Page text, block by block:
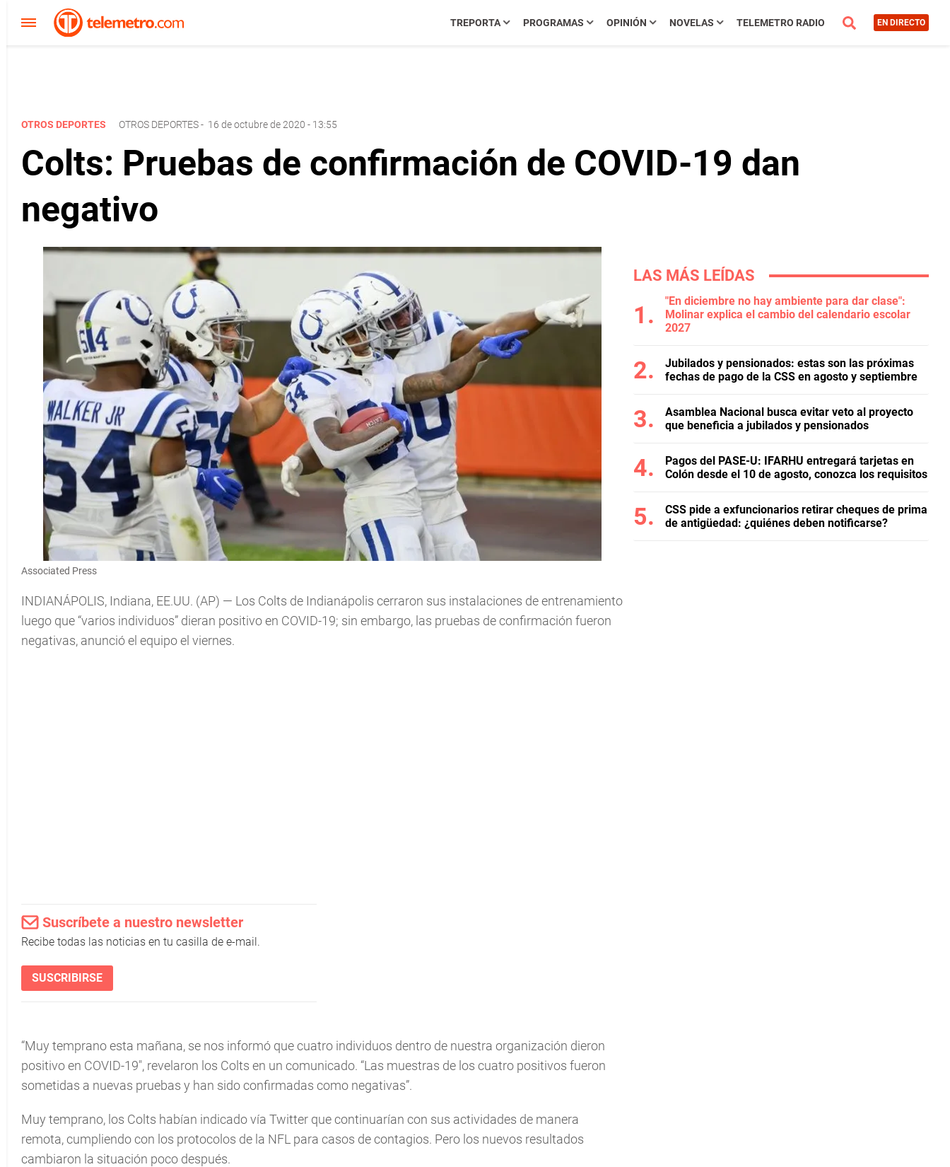
TREPORTA PROGRAMAS OPINIÓN NOVELAS TELEMETRO RADIO EN DIRECTO
OTROS DEPORTES OTROS DEPORTES- 16 de octubre de 2020 - 13:55
Colts: Pruebas de confirmación de COVID-19 dan
negativo
Associated Press
INDIANÁPOLIS, Indiana, EE.UU. (AP) — Los Colts de Indianápolis cerraron sus instalaciones de entrenamiento
luego que “varios individuos” dieran positivo en COVID-19; sin embargo, las pruebas de confirmación fueron
negativas, anunció el equipo el viernes.
Suscríbete a nuestro newsletter
Recibe todas las noticias en tu casilla de e-mail.
SUSCRIBIRSE
“Muy temprano esta mañana, se nos informó que cuatro individuos dentro de nuestra organización dieron
positivo en COVID-19", revelaron los Colts en un comunicado. “Las muestras de los cuatro positivos fueron
sometidas a nuevas pruebas y han sido confirmadas como negativas”.
Muy temprano, los Colts habían indicado vía Twitter que continuarían con sus actividades de manera
remota, cumpliendo con los protocolos de la NFL para casos de contagios. Pero los nuevos resultados
cambiaron la situación poco después.
LAS MÁS LEÍDAS
"En diciembre no hay ambiente para dar clase":
Molinar explica el cambio del calendario escolar
2027
Jubilados y pensionados: estas son las próximas
fechas de pago de la CSS en agosto y septiembre
Asamblea Nacional busca evitar veto al proyecto
que beneficia a jubilados y pensionados
Pagos del PASE-U: IFARHU entregará tarjetas en
Colón desde el 10 de agosto, conozca los requisitos
CSS pide a exfuncionarios retirar cheques de prima
de antigüedad: ¿quiénes deben notificarse?